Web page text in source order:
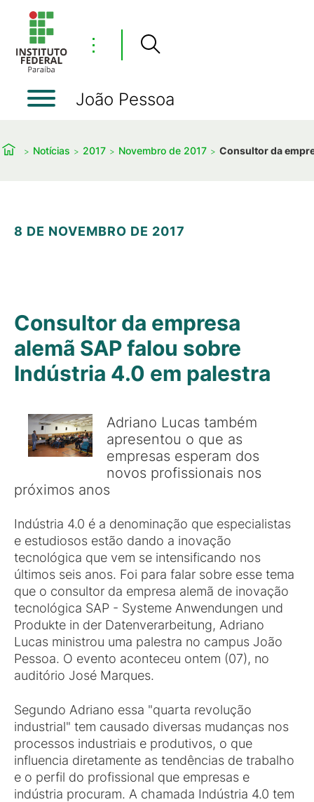
⋮
João Pessoa
Notícias 2017 Novembro de 2017 Consultor da
8 DE NOVEMBRO DE 2017
Consultor da empresa
alemã SAP falou sobre
Indústria 4.0 em palestra
Adriano Lucas também
apresentou o que as
empresas esperam dos
novos profissionais nos
próximos anos
Indústria 4.0 é a denominação que especialistas
e estudiosos estão dando a inovação
tecnológica que vem se intensificando nos
últimos seis anos. Foi para falar sobre esse tema
que o consultor da empresa alemã de inovação
tecnológica SAP - Systeme Anwendungen und
Produkte in der Datenverarbeitung, Adriano
Lucas ministrou uma palestra no campus João
Pessoa. O evento aconteceu ontem (07), no
auditório José Marques.
Segundo Adriano essa "quarta revolução
industrial" tem causado diversas mudanças nos
processos industriais e produtivos, o que
influencia diretamente as tendências de trabalho
e o perfil do profissional que empresas e
indústria procuram. A chamada Indústria 4.0 tem